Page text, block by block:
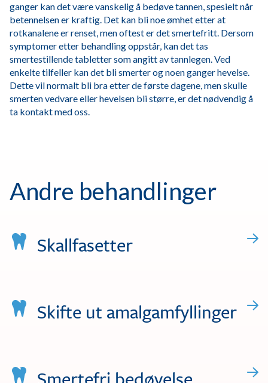
ganger kan det være vanskelig å bedøve tannen, spesielt når
betennelsen er kraftig. Det kan bli noe ømhet etter at
rotkanalene er renset, men oftest er det smertefritt. Dersom
symptomer etter behandling oppstår, kan det tas
smertestillende tabletter som angitt av tannlegen. Ved
enkelte tilfeller kan det bli smerter og noen ganger hevelse.
Dette vil normalt bli bra etter de første dagene, men skulle
smerten vedvare eller hevelsen bli større, er det nødvendig å
ta kontakt med oss.
Andre behandlinger
Skallfasetter
Skifte ut amalgamfyllinger